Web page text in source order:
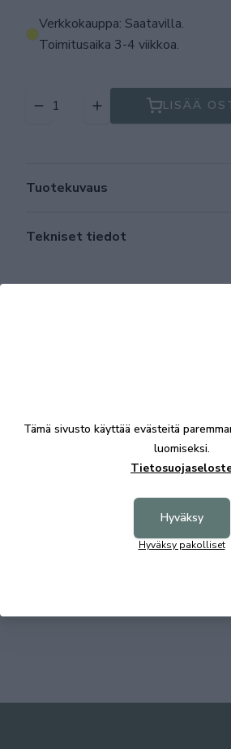
Verkkokauppa: Saatavilla.
Toimitusaika 3-4 viikkoa.
LISÄÄ
Tuotekuvaus
Tekniset tiedot
Tämä sivusto käyttää evästeitä
luomiseksi.
Hyväksy
Hyväksy pakolliset